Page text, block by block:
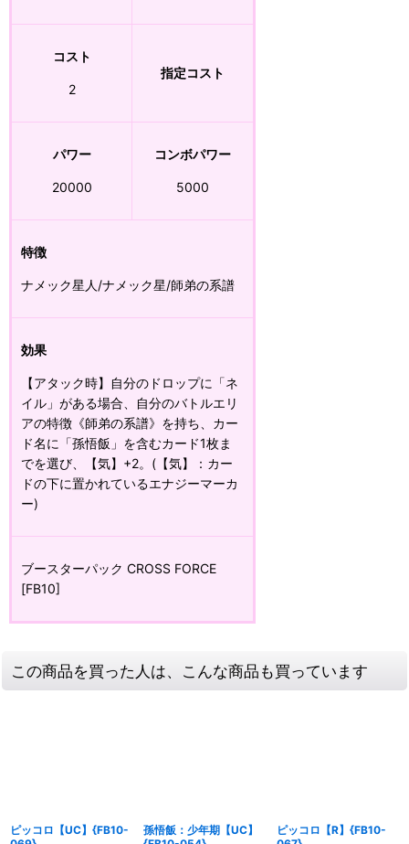
コスト
2
指定コスト
パワー
20000
コンボパワー
5000
特徴
ナメック星人/ナメック星/師弟の系譜
効果
【アタック時】自分のドロップに「ネ
イル」がある場合、自分のバトルエリ
アの特徴《師弟の系譜》を持ち、カー
ド名に「孫悟飯」を含むカード1枚ま
でを選び、【気】+2。(【気】：カー
ドの下に置かれているエナジーマーカ
ー)
ブースターパック CROSS FORCE
[FB10]
この商品を買った人は、こんな商品も買っています
ピッコロ【UC】{FB10-
孫悟飯：少年期【UC】
ピッコロ【R】{FB10-